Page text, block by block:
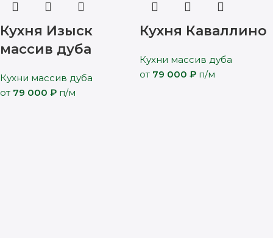
Кухня Изыск
массив дуба
Кухни массив дуба
от 79 000 ₽ п/м
Кухня Каваллино
Кухни массив дуба
от 79 000 ₽ п/м